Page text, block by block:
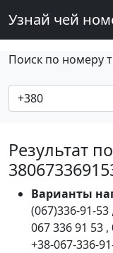
Узнай чей
Поиск по номеру
Результат
Варианты
(067)336-91-53 ,
067 336 91 53 ,
+38-067-336-